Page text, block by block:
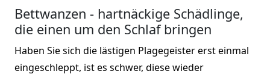
Bettwanzen - hartnäckige Schädlinge,
die einen um den Schlaf bringen
Haben Sie sich die lästigen Plagegeister erst einmal
eingeschleppt, ist es schwer, diese wieder